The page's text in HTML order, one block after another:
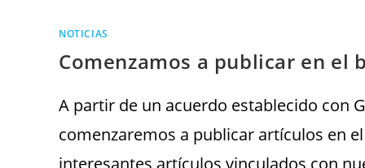
NOTICIAS
Comenzamos a publicar en el
A partir de un acuerdo establecido con
comenzaremos a publicar artículos en
interesantes artículos vinculados con